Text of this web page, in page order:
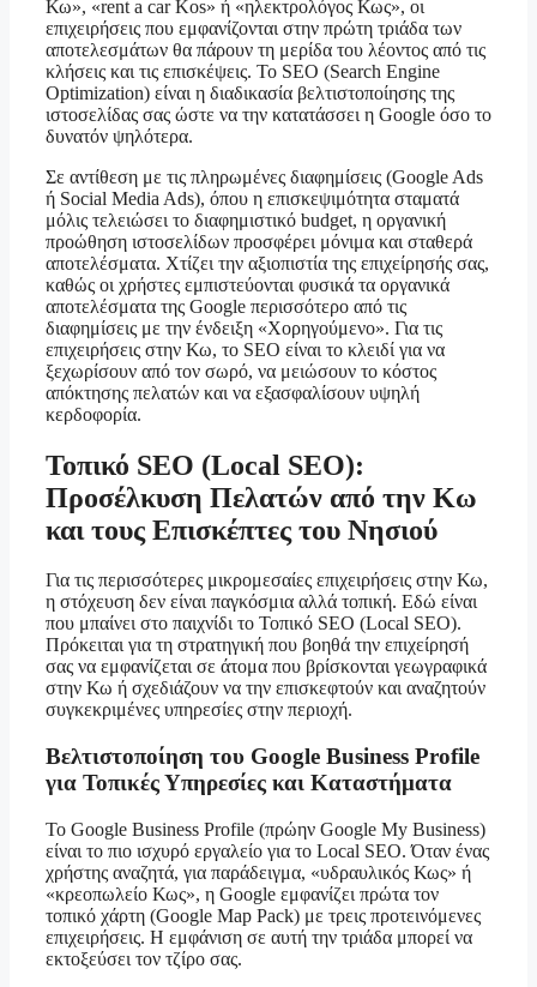
Κω», «rent a car Kos» ή «ηλεκτρολόγος Κως», οι
επιχειρήσεις που εμφανίζονται στην πρώτη τριάδα των
αποτελεσμάτων θα πάρουν τη μερίδα του λέοντος από τις
κλήσεις και τις επισκέψεις. Το SEO (Search Engine
Optimization) είναι η διαδικασία βελτιστοποίησης της
ιστοσελίδας σας ώστε να την κατατάσσει η Google όσο το
δυνατόν ψηλότερα.
Σε αντίθεση με τις πληρωμένες διαφημίσεις (Google Ads
ή Social Media Ads), όπου η επισκεψιμότητα σταματά
μόλις τελειώσει το διαφημιστικό budget, η οργανική
προώθηση ιστοσελίδων προσφέρει μόνιμα και σταθερά
αποτελέσματα. Χτίζει την αξιοπιστία της επιχείρησής σας,
καθώς οι χρήστες εμπιστεύονται φυσικά τα οργανικά
αποτελέσματα της Google περισσότερο από τις
διαφημίσεις με την ένδειξη «Χορηγούμενο». Για τις
επιχειρήσεις στην Κω, το SEO είναι το κλειδί για να
ξεχωρίσουν από τον σωρό, να μειώσουν το κόστος
απόκτησης πελατών και να εξασφαλίσουν υψηλή
κερδοφορία.
Τοπικό SEO (Local SEO):
Προσέλκυση Πελατών από την Κω
και τους Επισκέπτες του Νησιού
Για τις περισσότερες μικρομεσαίες επιχειρήσεις στην Κω,
η στόχευση δεν είναι παγκόσμια αλλά τοπική. Εδώ είναι
που μπαίνει στο παιχνίδι το Τοπικό SEO (Local SEO).
Πρόκειται για τη στρατηγική που βοηθά την επιχείρησή
σας να εμφανίζεται σε άτομα που βρίσκονται γεωγραφικά
στην Κω ή σχεδιάζουν να την επισκεφτούν και αναζητούν
συγκεκριμένες υπηρεσίες στην περιοχή.
Βελτιστοποίηση του Google Business Profile
για Τοπικές Υπηρεσίες και Καταστήματα
Το Google Business Profile (πρώην Google My Business)
είναι το πιο ισχυρό εργαλείο για το Local SEO. Όταν ένας
χρήστης αναζητά, για παράδειγμα, «υδραυλικός Κως» ή
«κρεοπωλείο Κως», η Google εμφανίζει πρώτα τον
τοπικό χάρτη (Google Map Pack) με τρεις προτεινόμενες
επιχειρήσεις. Η εμφάνιση σε αυτή την τριάδα μπορεί να
εκτοξεύσει τον τζίρο σας.